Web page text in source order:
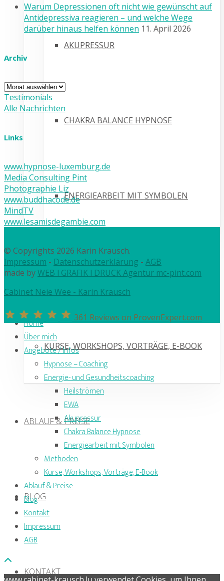
AKUPRESSUR
CHAKRA BALANCE HYPNOSE
ENERGIEARBEIT MIT SYMBOLEN
METHODEN
KURSE, WORKSHOPS, VORTRÄGE, E-BOOK
ABLAUF & PREISE
BLOG
KONTAKT
Warum Depressionen oft nicht wie gewünscht auf
Antidepressiva reagieren – und welche Wege
darüber hinaus helfen können 11. April 2026
Archiv
Archiv
Testimonials
Alle Nachrichten
Links
www.hypnose-luxemburg.de
Media Consulting Pint
Photographie Liz
www.buddhacode.de
MindTV
www.lesamisdegambie.com
© Copyrights 2026 Karin Krausch.
Impressum - Datenschutzerklärung - AGB
made byWEB l GRAFIK l DRUCK Agentur mc-pint.com
Cabinet Neie Wee - Karin Krausch
361 Reviews on ProvenExpert.com
Home
Über mich
Angebote / Infos
Hypnose – Coaching
Energie- und Gesundheitscoaching
Heilströmen
EWA
Akupressur
Chakra Balance Hypnose
Energiearbeit mit Symbolen
Methoden
Kurse, Workshops, Vorträge, E-Book
Ablauf & Preise
Blog
Kontakt
Impressum
AGB